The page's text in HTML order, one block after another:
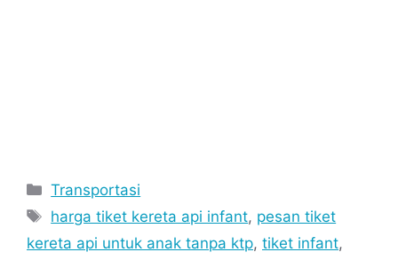
Categories
Transportasi
Tags
harga tiket kereta api infant, pesan tiket
kereta api untuk anak tanpa ktp, tiket infant,